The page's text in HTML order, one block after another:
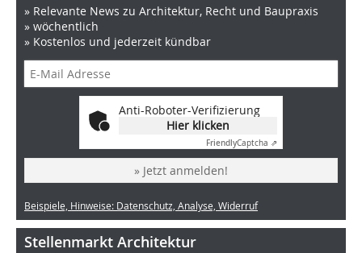
» Relevante News zu Architektur, Recht und Baupraxis
» wöchentlich
» Kostenlos und jederzeit kündbar
Anti-Roboter-Verifizierung
Hier klicken
FriendlyCaptcha ⇗
» Jetzt anmelden!
Beispiele, Hinweise: Datenschutz, Analyse, Widerruf
Stellenmarkt Architektur